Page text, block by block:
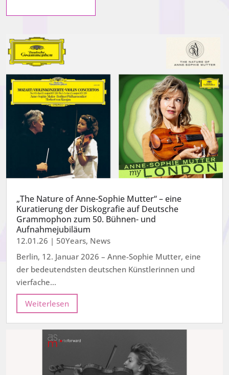
„The Nature of Anne-Sophie Mutter“ – eine
Kuratierung der Diskografie auf Deutsche
Grammophon zum 50. Bühnen- und
Aufnahmejubiläum
12.01.26 | 50Years, News
Berlin, 12. Januar 2026 – Anne-Sophie Mutter, eine
der bedeutendsten deutschen Künstlerinnen und
vierfache...
Weiterlesen